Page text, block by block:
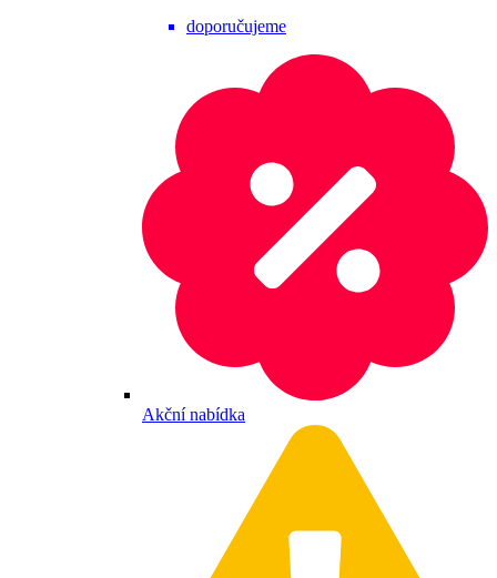
doporučujeme
Akční nabídka